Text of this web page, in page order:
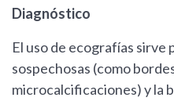
Diagnóstico
El uso de ecografías
sospechosas (como
microcalcificaciones) y la